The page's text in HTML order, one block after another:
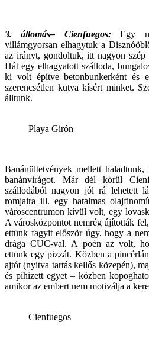
3. állomás– Cienfuegos:Egy
villámgyorsan elhagytuk a
az irányt, gondoltuk, itt nagyon
Hát egy elhagyatott szálloda,
ki volt építve betonbunkerként és
szerencsétlen kutya kísért minket.
álltunk.
Playa Girón
Banánültetvények mellett
banánvirágot. Már dél körül
szállodából nagyon jól rá lehetett
romjaira ill. egy hatalmas
városcentrumon kívül volt, egy
A városközpontot nemrég újították
ettünk fagyit először úgy, hogy a
drága CUC-val. A poén az volt,
ettünk egy pizzát. Közben a
ajtót (nyitva tartás kellős közepén),
és pihizett egyet – közben
amikor az embert nem motiválja a
Cienfuegos